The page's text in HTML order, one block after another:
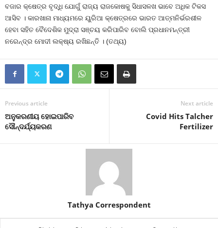
ବଜାର କ୍ଷେତ୍ର ବୃଦ୍ଧି ଯୋଗୁଁ ରାଜ୍ୟ ରାଜକୋଷକୁ ସିଧାସଳଖ ଭାବେ ଅଧିକ ଟିକସ
ଆସିବ । କାରଖାନା ମାଧ୍ୟମରେ ୟୁରିଆ କ୍ଷେତ୍ରରେ ଭାରତ ଆତ୍ମନିର୍ଭରଶୀଳ
ହେବା ସହିତ ବୈଦେଶିକ ମୁଦ୍ରା ସଞ୍ଚୟ କରିପାରିବ ବୋଲି ପ୍ରଧାନମନ୍ତ୍ରୀ
ନରେନ୍ଦ୍ର ମୋଦୀ ଲକ୍ଷ୍ୟ ରଖିଛନ୍ତି । (ତଥ୍ୟ)
Previous article
ଅନୁକରଣୀୟ ହୋଇପାରିବ
ସୌନ୍ଦର୍ଯ୍ୟକରଣ
Next article
Covid Hits Talcher
Fertilizer
Tathya Correspondent